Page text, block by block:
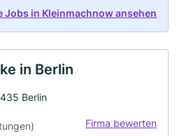
Jobs in Kleinmachnow ansehen
in Berlin
Berlin
Firma bewerten